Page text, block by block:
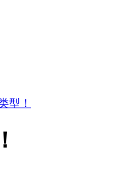
型！